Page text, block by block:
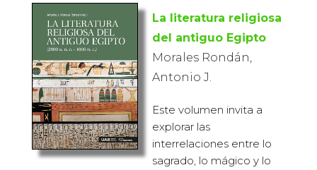
La literatura religiosa
del antiguo Egipto
Morales Rondán,
Antonio J.
Este volumen invita a
explorar las
interrelaciones entre lo
sagrado, lo mágico y lo